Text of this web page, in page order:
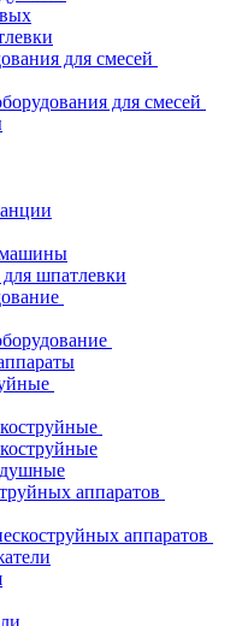
для смесей
для смесей
шпатлевки
аппаратов
аппаратов